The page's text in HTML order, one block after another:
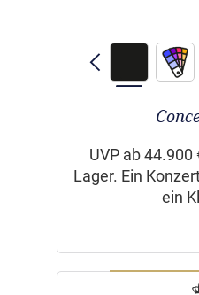
UVP ab
Lager. Ein
ein